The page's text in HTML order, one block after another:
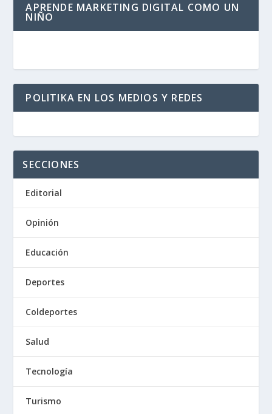
APRENDE MARKETING DIGITAL COMO UN
NIÑO
POLITIKA EN LOS MEDIOS Y REDES
SECCIONES
Editorial
Opinión
Educación
Deportes
Coldeportes
Salud
Tecnología
Turismo